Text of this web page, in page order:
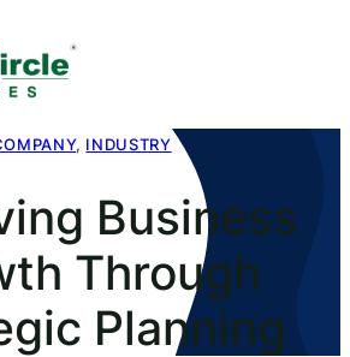
, INDUSTRY
Business
Through
Planning